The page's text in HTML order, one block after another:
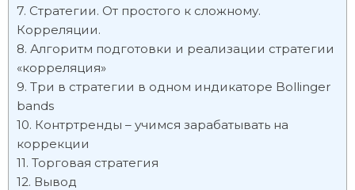
Стратегии. От простого к сложному.
Корреляции.
Алгоритм подготовки и реализации стратегии
«корреляция»
Три в стратегии в одном индикаторе Bollinger
bands
Контртренды – учимся зарабатывать на
коррекции
Торговая стратегия
Вывод